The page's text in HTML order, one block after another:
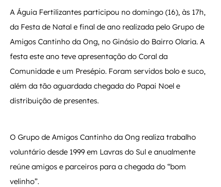
A Águia Fertilizantes participou no domingo (16), às 17h,
da Festa de Natal e final de ano realizada pelo Grupo de
Amigos Cantinho da Ong, no Ginásio do Bairro Olaria. A
festa este ano teve apresentação do Coral da
Comunidade e um Presépio. Foram servidos bolo e suco,
além da tão aguardada chegada do Papai Noel e
distribuição de presentes.
O Grupo de Amigos Cantinho da Ong realiza trabalho
voluntário desde 1999 em Lavras do Sul e anualmente
reúne amigos e parceiros para a chegada do “bom
velinho”.